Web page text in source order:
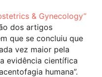
& Gynecology”
dos artigos
que se concluiu que
vez maior pela
evidência científica
humana”.